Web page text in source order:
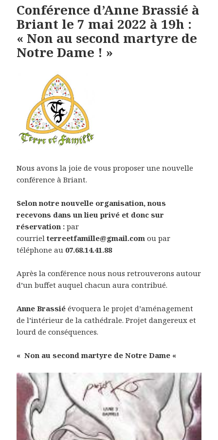
Conférence d’Anne Brassié à
Briant le 7 mai 2022 à 19h :
« Non au second martyre de
Notre Dame ! »
Nous avons la joie de vous proposer une nouvelle
conférence à Briant.
Selon notre nouvelle organisation, nous
recevons dans un lieu privé et donc sur
réservation :par
courrielterreetfamille@gmail.comou par
téléphone au 07.68.14.41.88
Après la conférence nous nous retrouverons autour
d’un buffet auquel chacun aura contribué.
Anne Brassié évoquera le projet d’aménagement
de l’intérieur de la cathédrale. Projet dangereux et
lourd de conséquences.
« Non au second martyre de Notre Dame «